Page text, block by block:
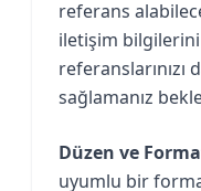
referans
iletişim
referanslarınızı
sağlamanız
Düzen ve
uyumlu bir